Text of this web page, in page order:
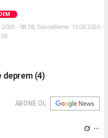
- 08:58, Güncelleme: 13.03.2026 -
deprem (4)
ABONE OL